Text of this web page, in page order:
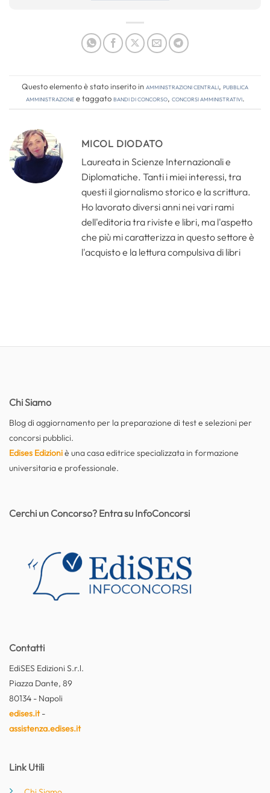
Questo elemento è stato inserito in Amministrazioni Centrali, Pubblica
amministrazionee taggatobandi di concorso, concorsi amministrativi.
MICOL DIODATO
Laureata in Scienze Internazionali e
Diplomatiche. Tanti i miei interessi, tra
questi il giornalismo storico e la scrittura.
Ho lavorato diversi anni nei vari rami
dell'editoria tra riviste e libri, ma l'aspetto
che più mi caratterizza in questo settore è
l'acquisto e la lettura compulsiva di libri
Chi Siamo
Blog di aggiornamento per la preparazione di test e selezioni per
concorsi pubblici.
Edises Edizioniè una casa editrice specializzata in formazione
universitaria e professionale.
Contatti
EdiSES Edizioni S.r.l.
Piazza Dante, 89
80134 - Napoli
edises.it-
assistenza.edises.it
Link Utili
Cerchi un Concorso? Entra su InfoConcorsi